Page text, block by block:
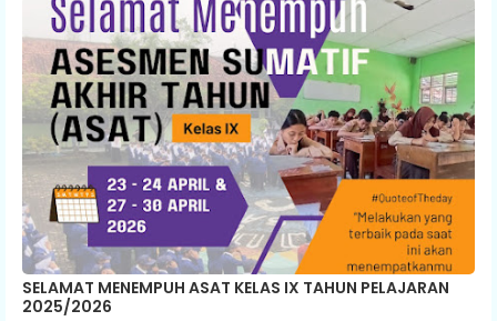
SELAMAT MENEMPUH ASAT KELAS IX TAHUN PELAJARAN
2025/2026